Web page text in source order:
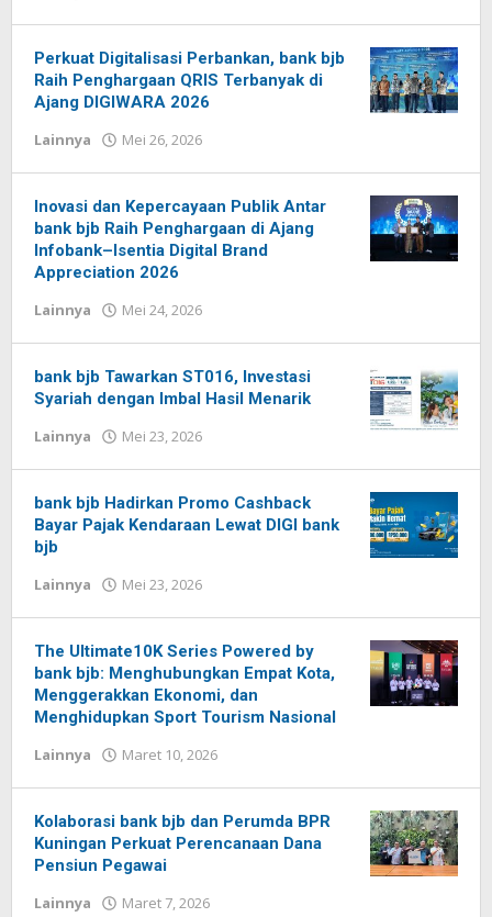
baru
Perkuat Digitalisasi Perbankan, bank bjb
Raih Penghargaan QRIS Terbanyak di
Ajang DIGIWARA 2026
Lainnya
Mei 26, 2026
baru
Inovasi dan Kepercayaan Publik Antar
bank bjb Raih Penghargaan di Ajang
Infobank–Isentia Digital Brand
Appreciation 2026
Lainnya
Mei 24, 2026
baru
bank bjb Tawarkan ST016, Investasi
Syariah dengan Imbal Hasil Menarik
Lainnya
Mei 23, 2026
baru
bank bjb Hadirkan Promo Cashback
Bayar Pajak Kendaraan Lewat DIGI bank
bjb
Lainnya
Mei 23, 2026
baru
The Ultimate10K Series Powered by
bank bjb: Menghubungkan Empat Kota,
Menggerakkan Ekonomi, dan
Menghidupkan Sport Tourism Nasional
Lainnya
Maret 10, 2026
baru
Kolaborasi bank bjb dan Perumda BPR
Kuningan Perkuat Perencanaan Dana
Pensiun Pegawai
Lainnya
Maret 7, 2026